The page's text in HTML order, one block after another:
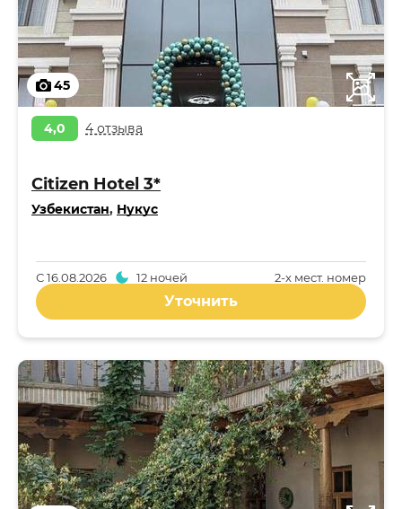
45
4,0 4 отзыва
Citizen Hotel 3*
Узбекистан, Нукус
2-x мест. номер
С16.08.2026 12 ночей
Уточнить